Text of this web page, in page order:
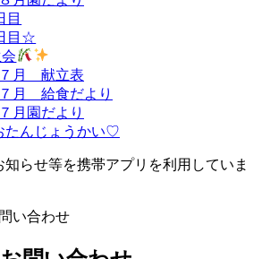
目
目☆
月 献立表
月 給食だより
月園だより
たんじょうかい♡
らせ等を携帯アプリを利用していま